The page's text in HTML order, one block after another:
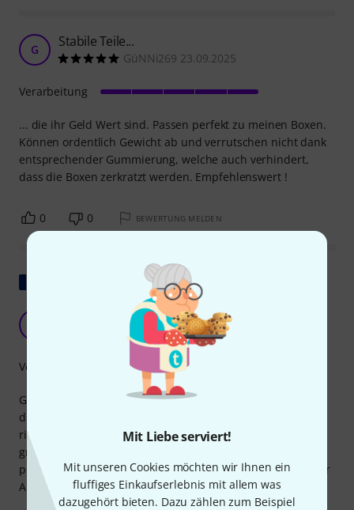
Mit Liebe serviert!
Mit unseren Cookies möchten wir Ihnen ein
fluffiges Einkaufserlebnis mit allem was
dazugehört bieten. Dazu zählen zum Beispiel
G Stabile Teile...
GüNNi269 23.09.2025
... die ihr Geld Wert sind. Passen perfekt zu meinen Boxen.
Können ordentlich Gewicht ab und verrutschen nicht dank
entsprechender Gummierung, welche auch verhindert,
dass die Boxen zerkratzt werden. Empfehlenswert !
Verarbeitung
0 0 BEWERTUNG MELDEN
Robust und entspricht den Erwartungen
Ke20 03.06.2024
Gekauft zur Verwendung mit einem Presonus Eris 5BT-Set
der 2. Generation. Das Produkt ist stabil, solide, an den
richtigen Stellen sind Polster vorhanden. Es ist etwas zu
groß für diese Lautsprecher, sie sind nicht unten
positioniert, aber das behindert die Nutzung nicht. Von der
Ausrichtung zum Zuhören her ist es perfekt.
Verarbeitung